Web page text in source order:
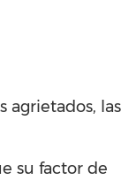
agrietados, las
su factor de